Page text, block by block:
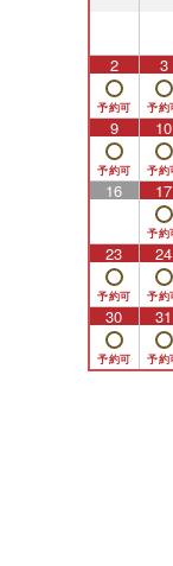
2 3
9 10
16 17
23 24
30 31